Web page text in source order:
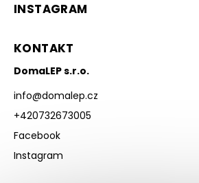
INSTAGRAM
KONTAKT
DomaLEP s.r.o.
info@domalep.cz
+420732673005
Facebook
Instagram